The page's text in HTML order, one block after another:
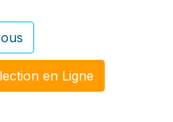
en Ligne​​​​​​​​